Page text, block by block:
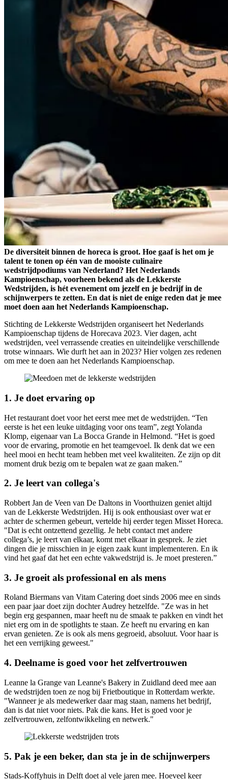
De diversiteit binnen de horeca is groot. Hoe gaaf is het om je
talent te tonen op één van de mooiste culinaire
wedstrijdpodiums van Nederland? Het Nederlands
Kampioenschap, voorheen bekend als de Lekkerste
Wedstrijden, is hét evenement om jezelf en je bedrijf in de
schijnwerpers te zetten. En dat is niet de enige reden dat je mee
moet doen aan het Nederlands Kampioenschap.
Stichting de Lekkerste Wedstrijden organiseert het Nederlands
Kampioenschap tijdens de Horecava 2023. Vier dagen, acht
wedstrijden, veel verrassende creaties en uiteindelijke verschillende
trotse winnaars. Wie durft het aan in 2023? Hier volgen zes redenen
om mee te doen aan het Nederlands Kampioenschap.
1. Je doet ervaring op
Het restaurant doet voor het eerst mee met de wedstrijden. “Ten
eerste is het een leuke uitdaging voor ons team”, zegt Yolanda
Klomp, eigenaar van La Bocca Grande in Helmond. “Het is goed
voor de ervaring, promotie en het teamgevoel. Ik denk dat we een
heel mooi en hecht team hebben met veel kwaliteiten. Ze zijn op dit
moment druk bezig om te bepalen wat ze gaan maken.”
2. Je leert van collega's
Robbert Jan de Veen van De Daltons in Voorthuizen geniet altijd
van de Lekkerste Wedstrijden. Hij is ook enthousiast over wat er
achter de schermen gebeurt, vertelde hij eerder tegen Misset Horeca.
"Dat is echt ontzettend gezellig. Je hebt contact met andere
collega’s, je leert van elkaar, komt met elkaar in gesprek. Je ziet
dingen die je misschien in je eigen zaak kunt implementeren. En ik
vind het gaaf dat het een echte vakwedstrijd is. Je moet presteren.”
3. Je groeit als professional en als mens
Roland Biermans van Vitam Catering doet sinds 2006 mee en sinds
een paar jaar doet zijn dochter Audrey hetzelfde. "Ze was in het
begin erg gespannen, maar heeft nu de smaak te pakken en vindt het
niet erg om in de spotlights te staan. Ze heeft nu ervaring en kan
ervan genieten. Ze is ook als mens gegroeid, absoluut. Voor haar is
het een verrijking geweest."
4. Deelname is goed voor het zelfvertrouwen
Leanne la Grange van Leanne's Bakery in Zuidland deed mee aan
de wedstrijden toen ze nog bij Frietboutique in Rotterdam werkte.
"Wanneer je als medewerker daar mag staan, namens het bedrijf,
dan is dat niet voor niets. Pak die kans. Het is goed voor je
zelfvertrouwen, zelfontwikkeling en netwerk."
5. Pak je een beker, dan sta je in de schijnwerpers
Stads-Koffyhuis in Delft doet al vele jaren mee. Hoeveel keer